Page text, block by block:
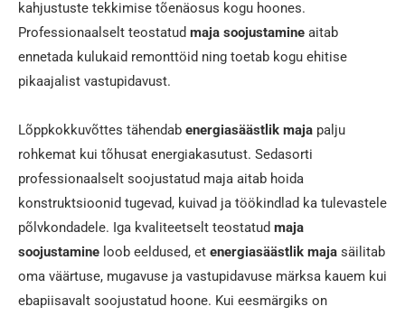
kahjustuste tekkimise tõenäosus kogu hoones.
Professionaalselt teostatud maja soojustamine aitab
ennetada kulukaid remonttöid ning toetab kogu ehitise
pikaajalist vastupidavust.
Lõppkokkuvõttes tähendab energiasäästlik maja palju
rohkemat kui tõhusat energiakasutust. Sedasorti
professionaalselt soojustatud maja aitab hoida
konstruktsioonid tugevad, kuivad ja töökindlad ka tulevastele
põlvkondadele. Iga kvaliteetselt teostatud maja
soojustamine loob eeldused, et energiasäästlik maja säilitab
oma väärtuse, mugavuse ja vastupidavuse märksa kauem kui
ebapiisavalt soojustatud hoone. Kui eesmärgiks on